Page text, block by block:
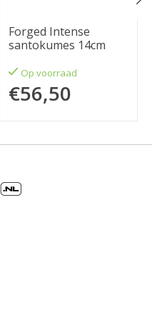
Forged Intense
santokumes 14cm
Op voorraad
€56,50